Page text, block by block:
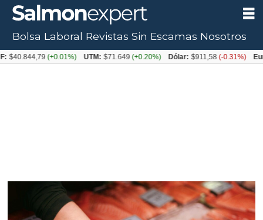
Bolsa Laboral Revistas Sin Escamas Nosotros
(+0.01%) UTM: $71.649 (+0.20%) Dólar: $911,58 (-0.31%) Euro: